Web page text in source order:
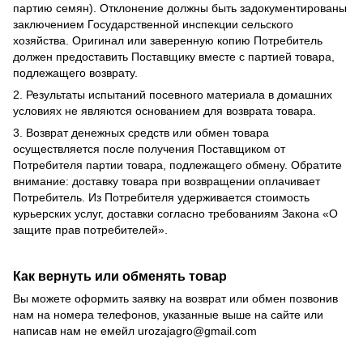
партию семян). Отклонение должны быть задокументированы
заключением Государственной инспекции сельского
хозяйства. Оригинал или заверенную копию Потребитель
должен предоставить Поставщику вместе с партией товара,
подлежащего возврату.
2. Результаты испытаний посевного материала в домашних
условиях не являются основанием для возврата товара.
3. Возврат денежных средств или обмен товара
осуществляется после получения Поставщиком от
Потребителя партии товара, подлежащего обмену. Обратите
внимание: доставку товара при возвращении оплачивает
Потребитель. Из Потребителя удерживается стоимость
курьерских услуг, доставки согласно требованиям Закона «О
защите прав потребителей».
Как вернуть или обменять товар
Вы можете оформить заявку на возврат или обмен позвонив
нам на номера телефонов, указанные выше на сайте или
написав нам не емейл urozajagro@gmail.com